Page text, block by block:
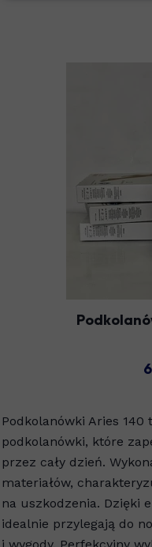
Podkolanówki Aries 140
podkolanówki, które
przez cały dzień.
materiałów,
na uszkodzenia. Dzięki
idealnie przylegają do